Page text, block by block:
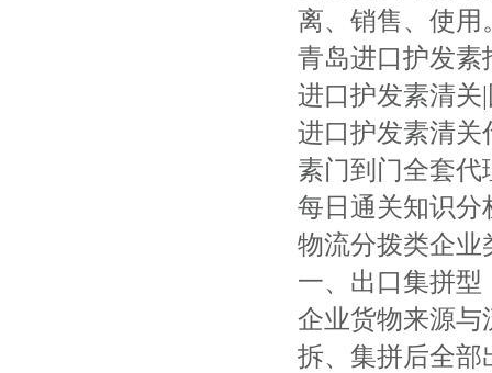
离、销售、使用
青岛进口护发素
进口护发素清关
进口护发素清关
素门到门全套代
每日通关知识分
物流分拨类企业
一、出口集拼型
企业货物来源与
拆、集拼后全部